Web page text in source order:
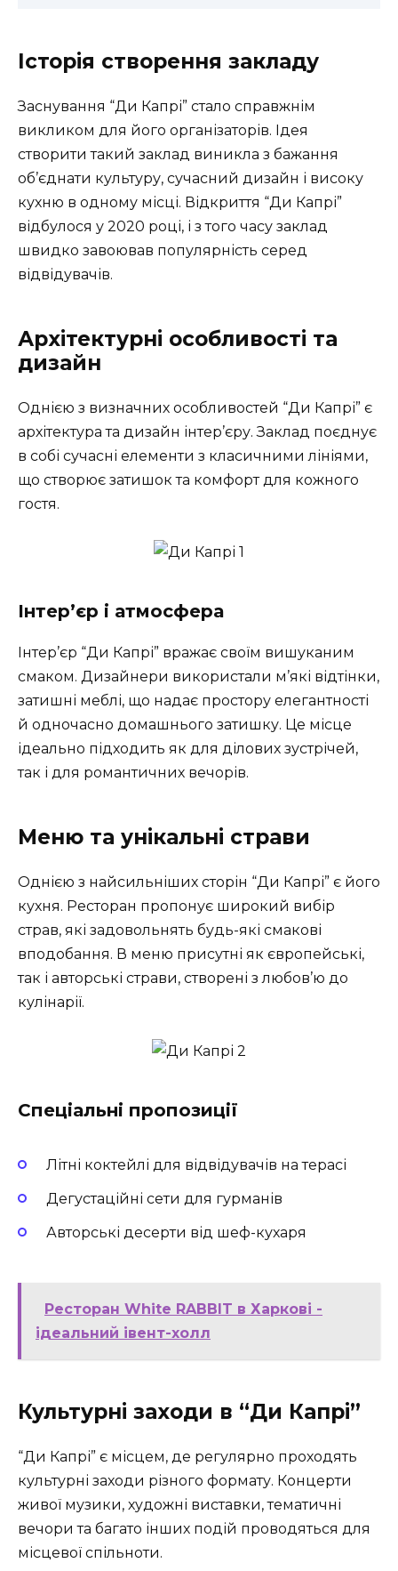
Історія створення закладу
Заснування “Ди Капрі” стало справжнім
викликом для його організаторів. Ідея
створити такий заклад виникла з бажання
об’єднати культуру, сучасний дизайн і високу
кухню в одному місці. Відкриття “Ди Капрі”
відбулося у 2020 році, і з того часу заклад
швидко завоював популярність серед
відвідувачів.
Архітектурні особливості та
дизайн
Однією з визначних особливостей “Ди Капрі” є
архітектура та дизайн інтер’єру. Заклад поєднує
в собі сучасні елементи з класичними лініями,
що створює затишок та комфорт для кожного
гостя.
Інтер’єр і атмосфера
Інтер’єр “Ди Капрі” вражає своїм вишуканим
смаком. Дизайнери використали м’які відтінки,
затишні меблі, що надає простору елегантності
й одночасно домашнього затишку. Це місце
ідеально підходить як для ділових зустрічей,
так і для романтичних вечорів.
Меню та унікальні страви
Однією з найсильніших сторін “Ди Капрі” є його
кухня. Ресторан пропонує широкий вибір
страв, які задовольнять будь-які смакові
вподобання. В меню присутні як європейські,
так і авторські страви, створені з любов’ю до
кулінарії.
Спеціальні пропозиції
Літні коктейлі для відвідувачів на терасі
Дегустаційні сети для гурманів
Авторські десерти від шеф-кухаря
Ресторан White RABBIT в Харкові -
ідеальний івент-холл
Культурні заходи в “Ди Капрі”
“Ди Капрі” є місцем, де регулярно проходять
культурні заходи різного формату. Концерти
живої музики, художні виставки, тематичні
вечори та багато інших подій проводяться для
місцевої спільноти.